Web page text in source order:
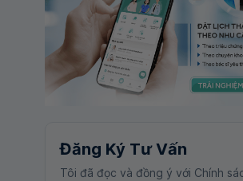
Đăng Ký Tư Vấn
Tôi đã đọc và đồng ý với Chính